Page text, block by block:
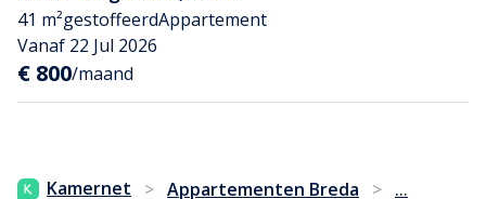
41 m²gestoffeerdAppartement
Vanaf 22 Jul 2026
€ 800/maand
Kamernet > Appartementen Breda > ...